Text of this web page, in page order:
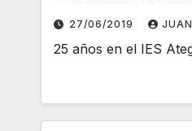
27/06/2019
25 años en el IES